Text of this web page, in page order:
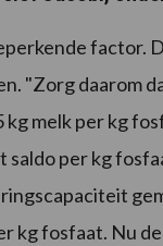
factor.
"Zorg daarom
kg melk per kg
saldo per kg
kg fosfaat. Nu